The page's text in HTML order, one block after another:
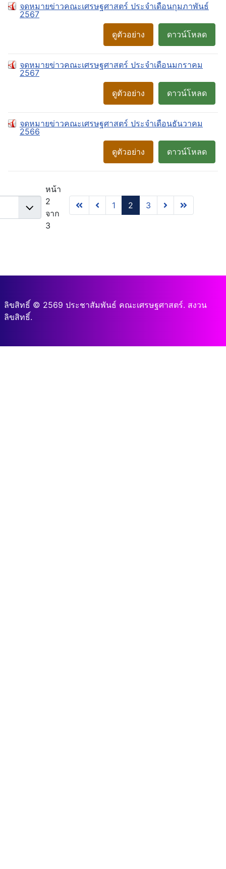
จดหมายข่าวคณะเศรษฐศาสตร์ ประจำเดือนกุมภาพันธ์
2567
ดาวน์โหลด
ดูตัวอย่าง
จดหมายข่าวคณะเศรษฐศาสตร์ ประจำเดือนมกราคม
2567
ดาวน์โหลด
ดูตัวอย่าง
จดหมายข่าวคณะเศรษฐศาสตร์ ประจำเดือนธันวาคม
2566
ดาวน์โหลด
ดูตัวอย่าง
หน้า
2
จาก
3
1 2 3
ลิขสิทธิ์ © 2569 ประชาสัมพันธ์ คณะเศรษฐศาสตร์. สงวน
ลิขสิทธิ์.